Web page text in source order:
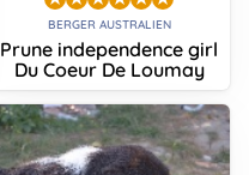
BERGER AUSTRALIEN
Prune independence girl
Du Coeur De Loumay